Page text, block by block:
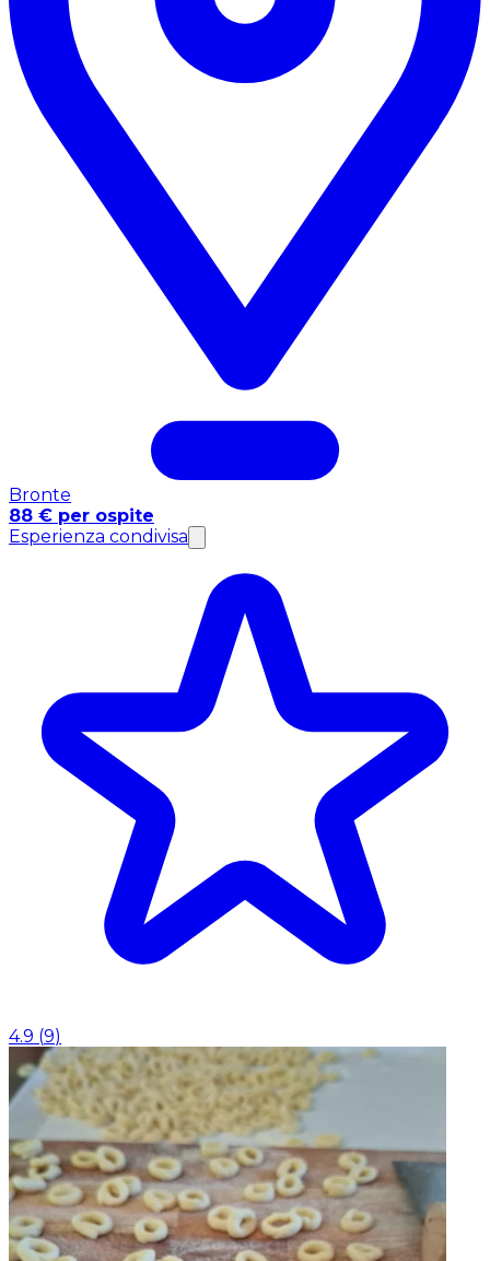
Bronte
88 € per ospite
Esperienza condivisa
4.9 (9)